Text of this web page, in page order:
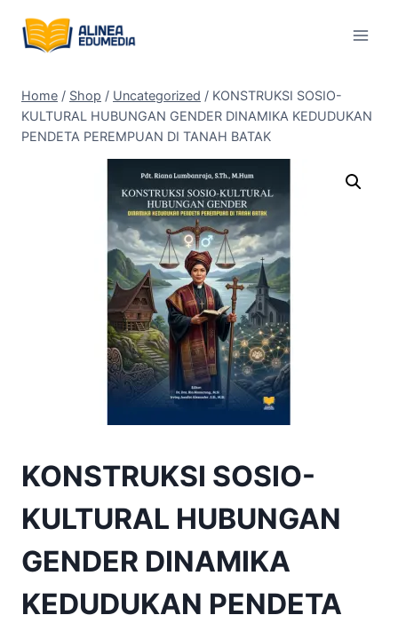
content
Home / Shop / Uncategorized / KONSTRUKSI SOSIO-
KULTURAL HUBUNGAN GENDER DINAMIKA KEDUDUKAN
PENDETA PEREMPUAN DI TANAH BATAK
KONSTRUKSI SOSIO-
KULTURAL HUBUNGAN
GENDER DINAMIKA
KEDUDUKAN PENDETA